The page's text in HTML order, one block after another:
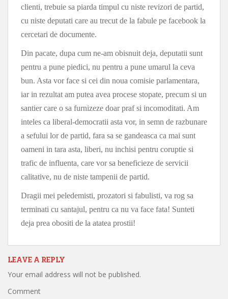
clienti, trebuie sa piarda timpul cu niste revizori de partid,
cu niste deputati care au trecut de la fabule pe facebook la
cercetari de documente.
Din pacate, dupa cum ne-am obisnuit deja, deputatii sunt
pentru a pune piedici, nu pentru a pune umarul la ceva
bun. Asta vor face si cei din noua comisie parlamentara,
iar in rezultat am putea avea procese stopate, precum si un
santier care o sa furnizeze doar praf si incomoditati. Am
inteles ca liberal-democratii asta vor, in semn de razbunare
a sefului lor de partid, fara sa se gandeasca ca mai sunt
oameni in tara asta, liberi, nu inchisi pentru coruptie si
trafic de influenta, care vor sa beneficieze de servicii
calitative, nu de niste tampenii de partid.
Dragii mei peledemisti, prozatori si fabulisti, va rog sa
terminati cu santajul, pentru ca nu va face fata! Sunteti
deja prea obositi de la atatea prostii!
LEAVE A REPLY
Your email address will not be published.
Comment